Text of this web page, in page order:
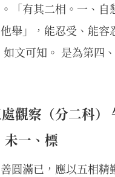
「有其二相。一、自
舉」，能忍受、能容
如文可知。 是為第四
觀察（分二科）
未一、標
圓滿已，應以五相精